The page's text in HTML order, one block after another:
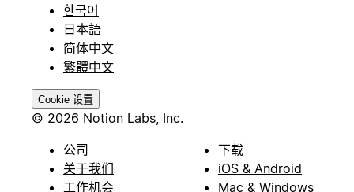
한국어
日本語
简体中文
繁體中文
Cookie 设置
© 2026 Notion Labs, Inc.
公司
关于我们
工作机会
下载
iOS & Android
Mac & Windows